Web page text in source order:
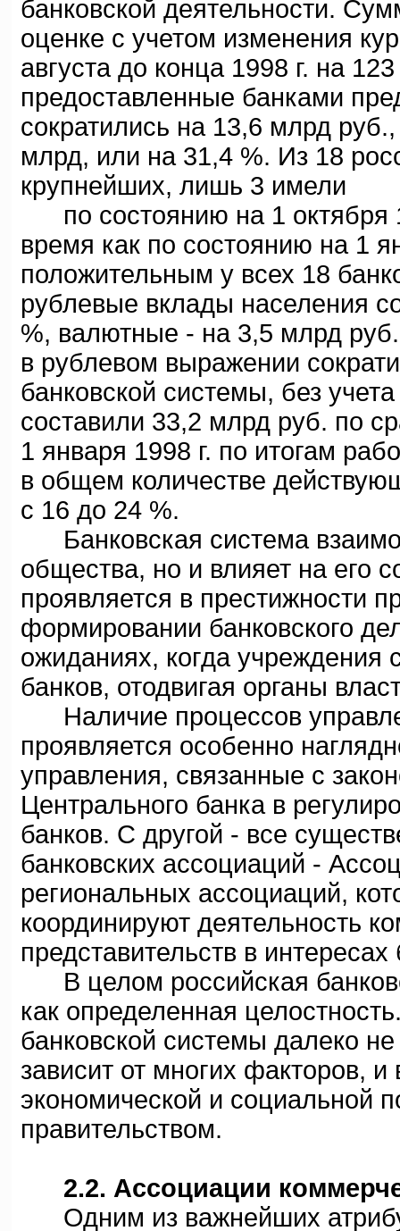
банковской деятельности.
оценке с учетом изменения
августа до конца 1998 г. на
предоставленные банками
сократились на 13,6 млрд
млрд, или на 31,4 %. Из 18
крупнейших, лишь 3 имели
по состоянию на 1 октября
время как по состоянию на 1
положительным у всех 18
рублевые вклады населения
%, валютные - на 3,5 млрд
в рублевом выражении
банковской системы, без
составили 33,2 млрд руб. по
1 января 1998 г. по итогам
в общем количестве
с 16 до 24 %.
Банковская система
общества, но и влияет на его
проявляется в престижности
формировании банковского
ожиданиях, когда
банков, отодвигая органы
Наличие процессов
проявляется особенно
управления, связанные с
Центрального банка в
банков. С другой - все
банковских ассоциаций -
региональных ассоциаций,
координируют деятельность
представительств в
В целом российская
как определенная
банковской системы далеко
зависит от многих факторов,
экономической и социальной
правительством.
2.2. Ассоциации
Одним из важнейших